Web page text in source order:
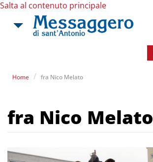
Salta al contenuto principale
Home fra Nico Melato
fra Nico Melato